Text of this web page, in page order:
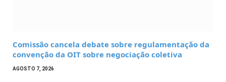
Comissão cancela debate sobre regulamentação da
convenção da OIT sobre negociação coletiva
AGOSTO 7, 2026